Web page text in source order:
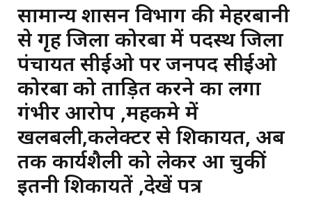
सामान्य प्रशासन विभाग की मेहरबानी
से गृह जिला कोरबा में पदस्थ जिला
पंचायत सीईओ पर जनपद सीईओ
कोरबा को प्रताड़ित करने का लगा
गंभीर आरोप ,महकमे में
खलबली,कलेक्टर से शिकायत, अब
तक कार्यशैली को लेकर आ चुकीं
इतनी शिकायतें ,देखें पत्र